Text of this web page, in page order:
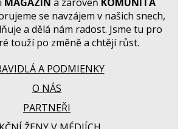
se navzájem v našich snech,
a dělá nám radost. Jsme tu pro
touží po změně a chtějí růst.
A PODMIENKY
O NÁS
PARTNEŘI